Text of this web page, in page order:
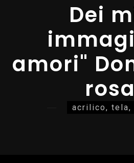
Dei
amori"
acrilico, tela,